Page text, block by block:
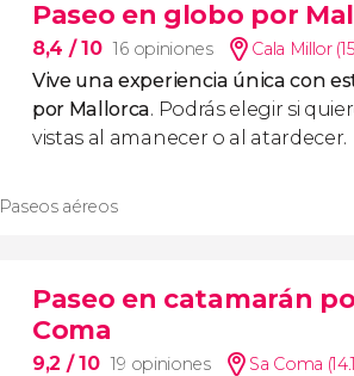
Paseo en globo por
8,4 / 10 16 opiniones Cala Millor
Vive una experiencia única con
por Mallorca. Podrás elegir si
vistas al amanecer o al atardecer.
Paseos aéreos
Paseo en catamarán
Coma
9,2 / 10 19 opiniones Sa Coma